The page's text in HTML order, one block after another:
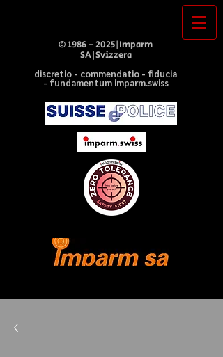
©1986 - 2025|Imparm
SA|Svizzera
discretio - commendatio - fiducia
- fundamentum imparm.swiss